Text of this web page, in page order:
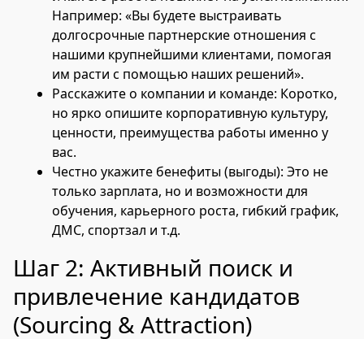
Например: «Вы будете выстраивать
долгосрочные партнерские отношения с
нашими крупнейшими клиентами, помогая
им расти с помощью наших решений».
Расскажите о компании и команде: Коротко,
но ярко опишите корпоративную культуру,
ценности, преимущества работы именно у
вас.
Честно укажите бенефиты (выгоды): Это не
только зарплата, но и возможности для
обучения, карьерного роста, гибкий график,
ДМС, спортзал и т.д.
Шаг 2: Активный поиск и
привлечение кандидатов
(Sourcing & Attraction)